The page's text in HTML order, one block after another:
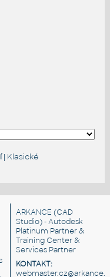
| Klasické
ARKANCE (CAD
Studio) - Autodesk
Platinum Partner &
Training Center &
Services Partner
KONTAKT: